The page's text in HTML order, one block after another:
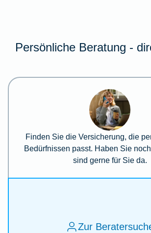
Persönliche Beratung -
Finden Sie die Versicherung, die
Bedürfnissen passt. Haben Sie
sind gerne für Sie da.
Zur